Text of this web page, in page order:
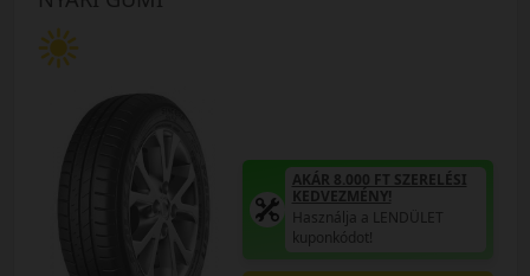
AKÁR 8.000 FT SZERELÉSI
KEDVEZMÉNY!
Használja a LENDÜLET
kuponkódot!